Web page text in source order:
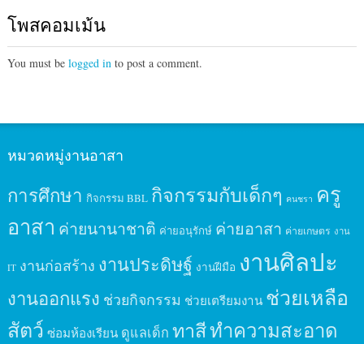
โพสคอมเม้น
You must be logged into post a comment.
หมวดหมู่งานอาสา
การศึกษา กิจกรรม BBL กิจกรรมกับเด็กๆ คนชรา ครู
อาสา ค่ายนานาชาติ ค่ายอนุรักษ์ ค่ายอาสา ค่ายเกษตร งาน
IT งานก่อสร้าง งานประดิษฐ์ งานฝีมือ งานศิลปะ
งานออกแรง ช่วยกิจกรรม ช่วยเตรียมงาน ช่วยเหลือ
สัตว์ ซ่อมห้องเรียน ดูแลเด็ก ทาสีทำความสะอาด